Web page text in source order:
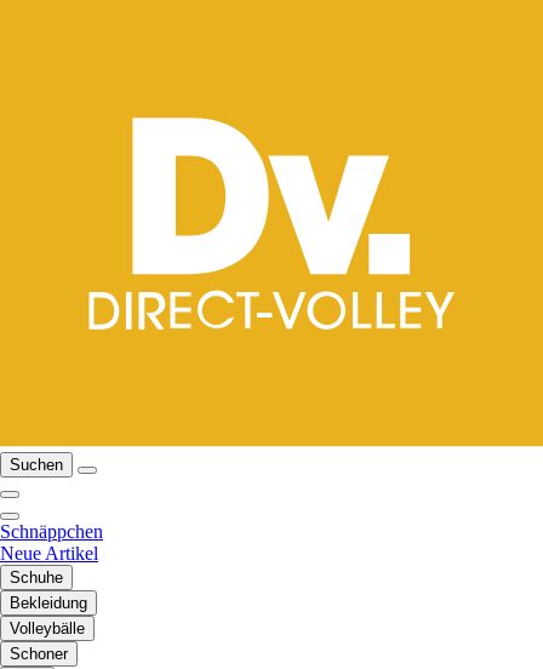
Suchen
Schnäppchen
Neue Artikel
Schuhe
Bekleidung
Volleybälle
Schoner